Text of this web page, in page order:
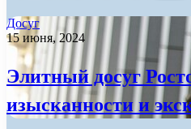
Досуг
15 июня, 2024
Элитный досуг
изысканности и